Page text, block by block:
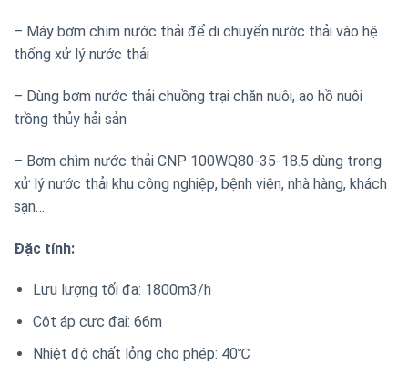
– Máy bơm chìm nước thải để di chuyển nước thải vào hệ
thống xử lý nước thải
– Dùng bơm nước thải chuồng trại chăn nuôi, ao hồ nuôi
trồng thủy hải sản
– Bơm chìm nước thải CNP 100WQ80-35-18.5 dùng trong
xử lý nước thải khu công nghiệp, bệnh viện, nhà hàng, khách
sạn…
Đặc tính:
Lưu lượng tối đa: 1800m3/h
Cột áp cực đại: 66m
Nhiệt độ chất lỏng cho phép: 40℃